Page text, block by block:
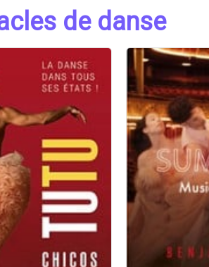
de danse